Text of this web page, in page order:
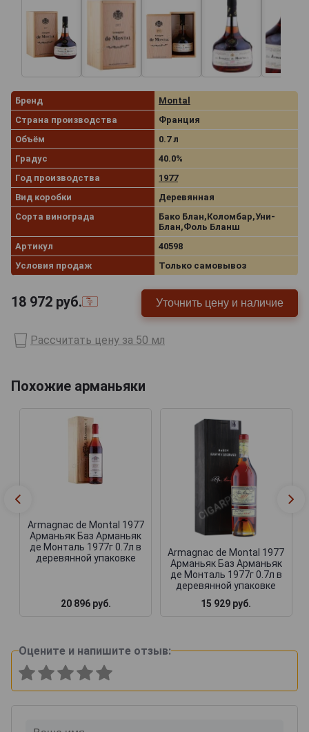
Бренд
Montal
Страна производства
Франция
Объём
0.7 л
Градус
40.0%
Год производства
1977
Вид коробки
Деревянная
Сорта винограда
Бако Блан,Коломбар,Уни-
Блан,Фоль Бланш
Артикул
40598
Условия продаж
Только самовывоз
18 972 руб. Уточнить цену и наличие
Рассчитать цену за 50 мл
Похожие арманьяки
Armagnac de Montal 1977
Арманьяк Баз Арманьяк
де Монталь 1977г 0.7л в
деревянной упаковке
20 896 руб.
Armagnac de Montal 1977
Арманьяк Баз Арманьяк
де Монталь 1977г 0.7л в
деревянной упаковке
15 929 руб.
Оцените и напишите отзыв: